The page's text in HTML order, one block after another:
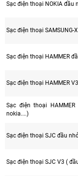
Sạc điện thoại NOKIA đầu
Sạc điện thoại SAMSUNG-
Sạc điện thoại HAMMER
Sạc điện thoại HAMMER
Sạc điện thoại
nokia....)
Sạc điện thoại SJC đầu
Sạc điện thoại SJC V3 (